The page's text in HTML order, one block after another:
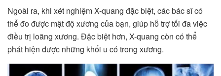
Ngoài ra, khi xét nghiệm X-quang đặc biệt, các bác sĩ có
thể đo được mật độ xương của bạn, giúp hỗ trợ tối đa việc
điều trị loãng xương. Đặc biệt hơn, X-quang còn có thể
phát hiện được những khối u có trong xương.